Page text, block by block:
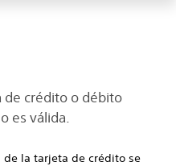
de crédito o débito
es válida.
la tarjeta de crédito se